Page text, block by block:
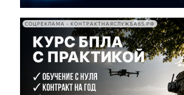
СОЦРЕКЛАМА • КОНТРАКТНАЯСЛУЖБА65.РФ